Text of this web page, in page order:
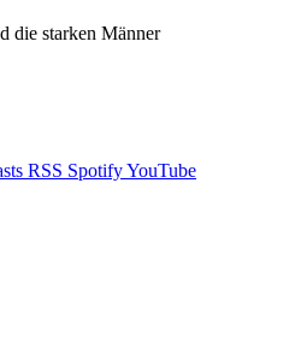
die starken Männer
RSS SpotifyYouTube